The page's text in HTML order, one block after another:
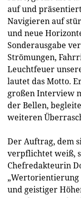
auf und
Navigieren auf
und neue
Sonderausgabe
Strömungen,
Leuchtfeuer
lautet das Motto.
großen Interview
der Bellen,
weiteren
Der Auftrag, dem
verpflichtet weiß,
Chefredakteurin
und geistiger